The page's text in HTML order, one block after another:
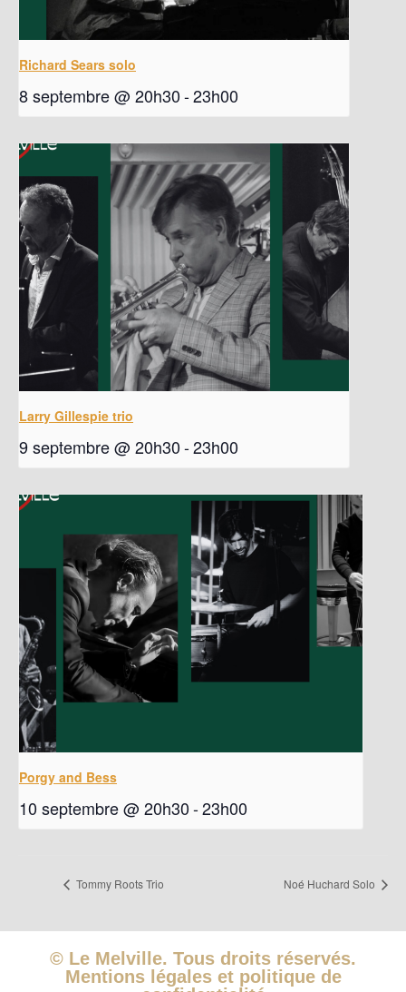
Richard Sears solo
8 septembre @ 20h30-23h00
Larry Gillespie trio
9 septembre @ 20h30-23h00
Porgy and Bess
10 septembre @ 20h30-23h00
Tommy Roots Trio Noé Huchard Solo
© Le Melville. Tous droits réservés.
Mentions légales et politique de